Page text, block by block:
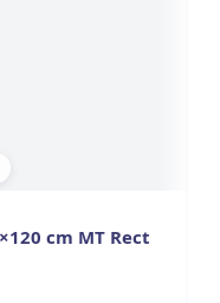
cm MT Rect